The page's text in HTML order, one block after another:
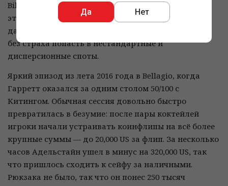
Да Нет
Bike и Poker After Dark, где проявил себя как
эталонный офлайн-регуляр, который всегда готов
давать экшн: агрессивная игра с глубоким стеком
без страха попасть в нестандартные и
дисперсионные споты.
Яркий эпизод из лета 2016 года в Bellagio, когда
Гарретт оказался за одним столом 50/100 с
Китингом. Обычная сессия довольно быстро
превратилась в безумие: после пары коктейлей
игроки начали устраивать коинфлипы на всё более
крупные суммы — до 20,000 US за флип. За несколько
часов Адельстайн ушел в минус на 320,000 US, так
что пришлось сходить к сейфу за наличными.
Рюкзака не было, так что он понес 250 тысяч